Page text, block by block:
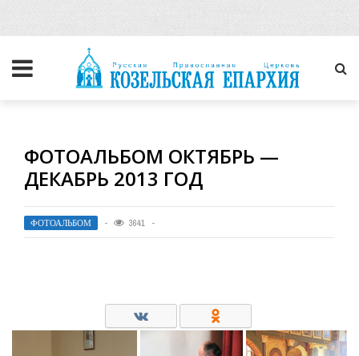
ФОТОАЛЬБОМ ОКТЯБРЬ —
ДЕКАБРЬ 2013 ГОД
ФОТОАЛЬБОМ 3641